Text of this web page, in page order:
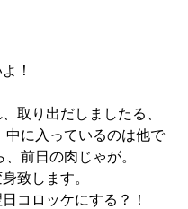
！
取り出だしましたる、
中に入っているのは他で
、前日の肉じゃが。
致します。
コロッケにする？！